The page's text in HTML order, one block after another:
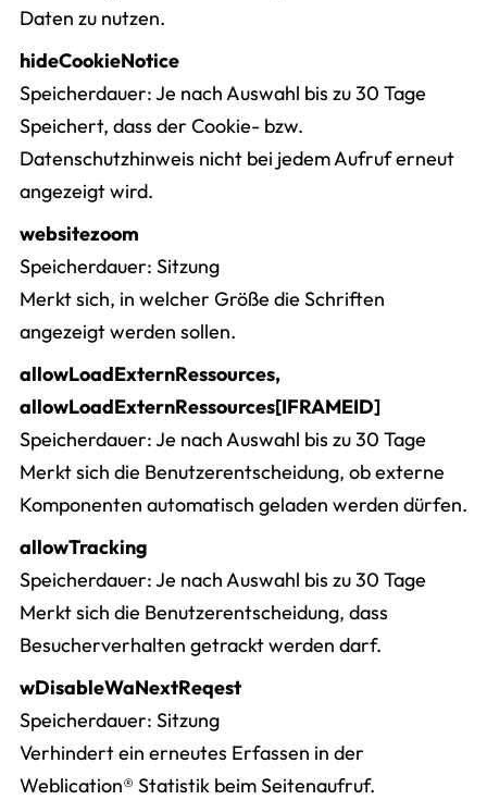
Daten zu nutzen.
hideCookieNotice
Speicherdauer Je nach Auswahl bis zu 30 Tage
Speichert, dass der Cookie- bzw.
Datenschutzhinweis nicht bei jedem Aufruf erneut
angezeigt wird.
websitezoom
Speicherdauer Sitzung
Merkt sich, in welcher Größe die Schriften
angezeigt werden sollen.
allowLoadExternRessources,
allowLoadExternRessources[IFRAMEID]
Speicherdauer Je nach Auswahl bis zu 30 Tage
Merkt sich die Benutzerentscheidung, ob externe
Komponenten automatisch geladen werden dürfen.
allowTracking
Speicherdauer Je nach Auswahl bis zu 30 Tage
Merkt sich die Benutzerentscheidung, dass
Besucherverhalten getrackt werden darf.
wDisableWaNextReqest
Speicherdauer Sitzung
Verhindert ein erneutes Erfassen in der
Weblication® Statistik beim Seitenaufruf.